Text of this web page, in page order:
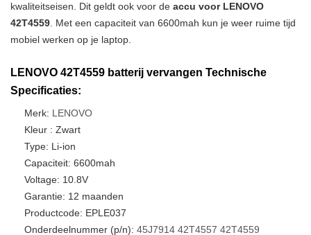
kwaliteitseisen. Dit geldt ook voor de accu voor LENOVO
42T4559 . Met een capaciteit van 6600mah kun je weer ruime tijd
mobiel werken op je laptop.
LENOVO 42T4559 batterij vervangen Technische
Specificaties:
Merk: LENOVO
Kleur : Zwart
Type: Li-ion
Capaciteit: 6600mah
Voltage: 10.8V
Garantie: 12 maanden
Productcode: EPLE037
Onderdeelnummer (p/n): 45J7914 42T4557 42T4559